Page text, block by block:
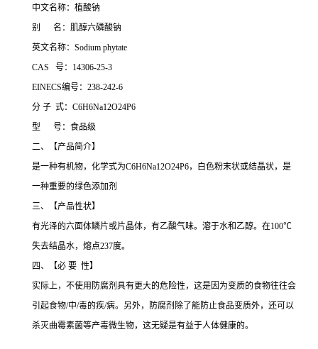
中文名称：植酸钠
别 名：肌醇六磷酸钠
英文名称：Sodium phytate
CAS 号：14306-25-3
EINECS编号：238-242-6
分 子 式：C6H6Na12O24P6
型 号：食品级
二、【产品简介】
是一种有机物，化学式为C6H6Na12O24P6，白色粉末状或结晶状，是
一种重要的绿色添加剂
三、【产品性状】
有光泽的六面体鳞片或片晶体，有乙酸气味。溶于水和乙醇。在100℃
失去结晶水，熔点237度。
四、【必 要 性】
实际上，不使用防腐剂具有更大的危险性，这是因为变质的食物往往会
引起食物/中/毒的疾/病。另外，防腐剂除了能防止食品变质外，还可以
杀灭曲霉素菌等产毒微生物，这无疑是有益于人体健康的。